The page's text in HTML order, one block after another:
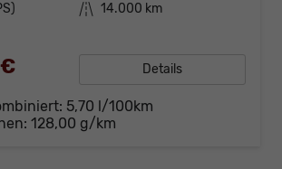
Kilometerstand 14.000 km
Details
5,70 l/100km
128,00 g/km